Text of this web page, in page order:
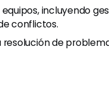
incluyendo
conflictos.
de